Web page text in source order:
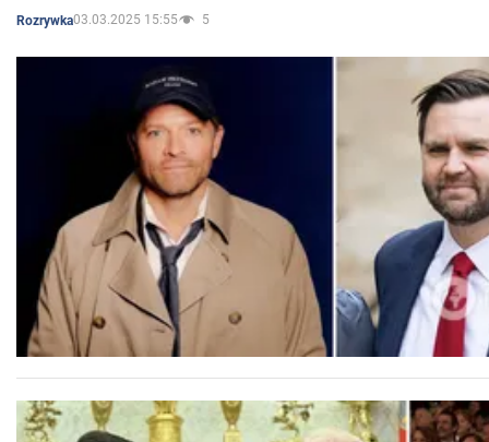
Rozrywka03.03.2025 15:55 5